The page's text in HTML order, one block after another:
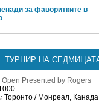
за фаворитките в
ТУРНИР НА
Presented by Rogers
Торонто / Монреал, Канада